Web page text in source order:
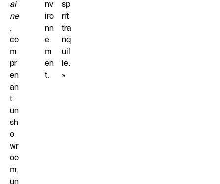
ai
ne
,
co
m
pr
en
an
t
un
sh
o
wr
oo
m,
un
nv
iro
nn
e
m
en
t.
sp
rit
tra
nq
uil
le.
»